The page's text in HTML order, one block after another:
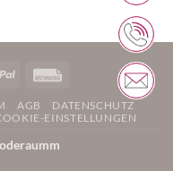
PayPal
AGB
DATENSCHUTZ
EINSTELLUNGEN